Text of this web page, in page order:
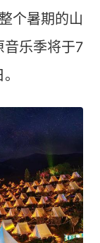
个暑期的山
乐季将于7